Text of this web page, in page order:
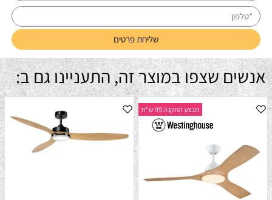
אנשים שצפו במוצר זה, התעניינו גם ב:
מבצע התקנה 99 ש"ח